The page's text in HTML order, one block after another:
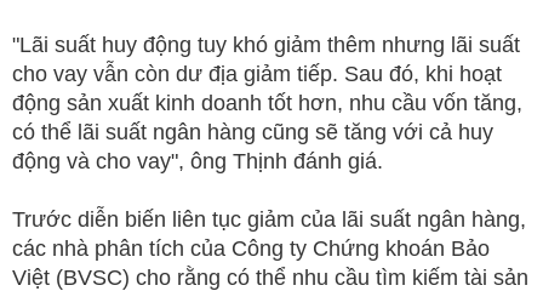
"Lãi suất huy động tuy khó giảm thêm nhưng lãi suất
cho vay vẫn còn dư địa giảm tiếp. Sau đó, khi hoạt
động sản xuất kinh doanh tốt hơn, nhu cầu vốn tăng,
có thể lãi suất ngân hàng cũng sẽ tăng với cả huy
động và cho vay", ông Thịnh đánh giá.
Trước diễn biến liên tục giảm của lãi suất ngân hàng,
các nhà phân tích của Công ty Chứng khoán Bảo
Việt (BVSC) cho rằng có thể nhu cầu tìm kiếm tài sản